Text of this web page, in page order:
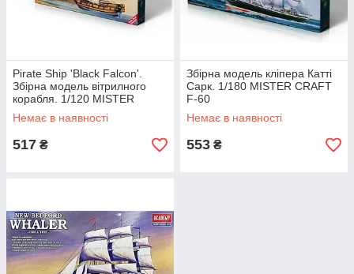
Pirate Ship 'Black Falcon'.
Збірна модель вітрилного
корабля. 1/120 MISTER
CRAFT F-61
Немає в наявності
517 ₴
Збірна модель кліпера Катті
Сарк. 1/180 MISTER CRAFT
F-60
Немає в наявності
553 ₴